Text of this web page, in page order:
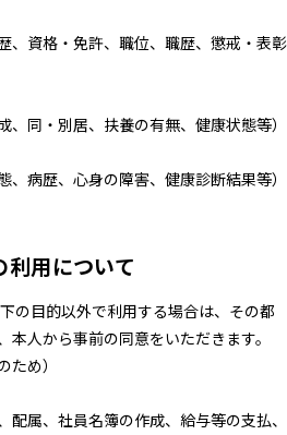
、資格・免許、職位、職歴、懲戒・表彰
、同・別居、扶養の有無、健康状態等）
、病歴、心身の障害、健康診断結果等）
利用について
の目的以外で利用する場合は、その都
人から事前の同意をいただきます。
め）
配属、社員名簿の作成、給与等の支払、